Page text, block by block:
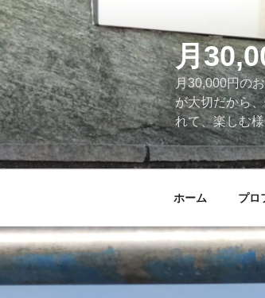
コ
ン
テ
ン
ツ
へ
ス
キ
ッ
月
月30,000円の
が大切だから
れて、楽しむ
ホーム プロ